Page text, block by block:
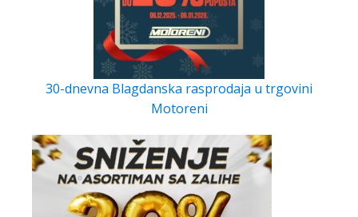
30-dnevna Blagdanska rasprodaja u trgovini
Motoreni